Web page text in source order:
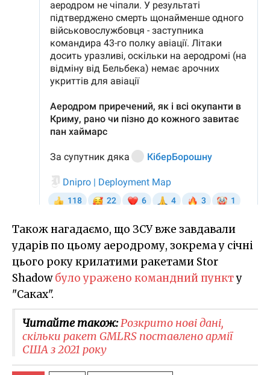
Також нагадаємо, що ЗСУ вже завдавали
ударів по цьому аеродрому, зокрема у січні
цього року крилатими ракетами Stor
Shadowбуло уражено командний пункту
"Саках".
Читайте також:Розкрито нові дані,
скільки ракет GMLRS поставлено армії
США з 2021 року